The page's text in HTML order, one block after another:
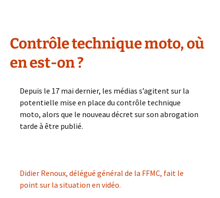
Contrôle technique moto, où
en est-on ?
Depuis le 17 mai dernier, les médias s’agitent sur la
potentielle mise en place du contrôle technique
moto, alors que le nouveau décret sur son abrogation
tarde à être publié.
Didier Renoux, délégué général de la FFMC, fait le
point sur la situation en vidéo.